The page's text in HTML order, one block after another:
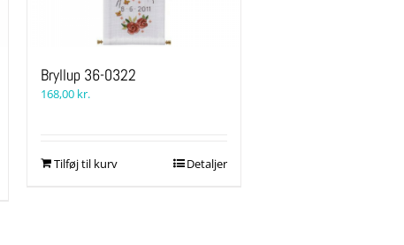
Bryllup 36-0322
168,00 kr.
Tilføj til kurv Detaljer